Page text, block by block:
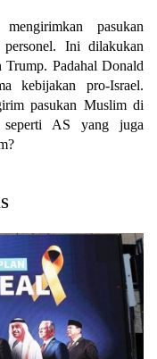
pasukan
Ini dilakukan
Trump. Padahal Donald
kebijakan pro-Israel.
pasukan Muslim di
AS yang juga